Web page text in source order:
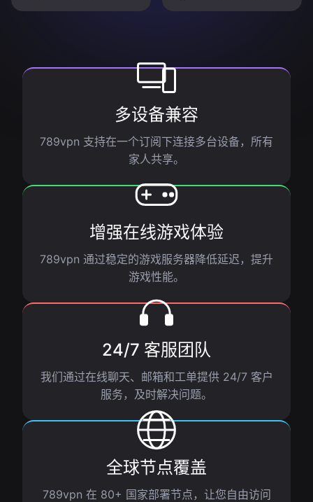
多设备兼容
789vpn 支持在一个订阅下连接多台设备，所有
家人共享。
增强在线游戏体验
789vpn 通过稳定的游戏服务器降低延迟，提升
游戏性能。
24/7 客服团队
我们通过在线聊天、邮箱和工单提供 24/7 客户
服务，及时解决问题。
全球节点覆盖
789vpn 在 80+ 国家部署节点，让您自由访问